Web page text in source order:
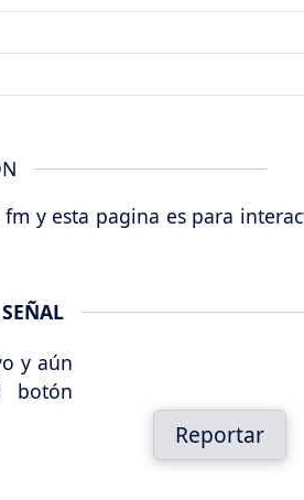
y esta pagina es para
y aún
botón
Reportar